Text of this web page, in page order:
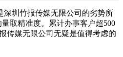
圳竹报传媒无限公司的劣势所
取精准度。累计办事客户超500
传媒无限公司无疑是值得考虑的